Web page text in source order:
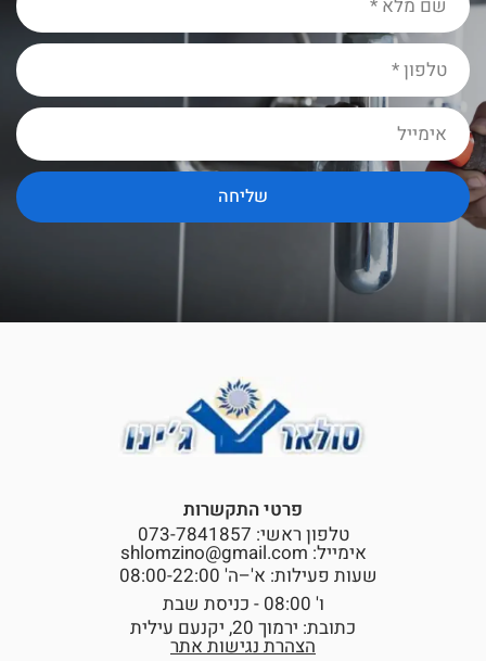
שליחה
פרטי התקשרות
טלפון ראשי: 073-7841857
אימייל: shlomzino@gmail.com
שעות פעילות: א'–ה' 08:00-22:00
ו' 08:00 - כניסת שבת
כתובת: ירמוך 20, יקנעם עילית
הצהרת נגישות אתר